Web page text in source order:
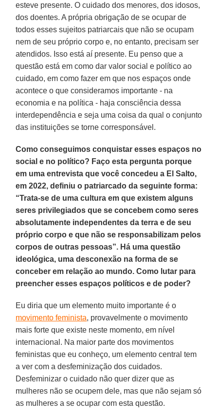
esteve presente. O cuidado dos menores, dos idosos,
dos doentes. A própria obrigação de se ocupar de
todos esses sujeitos patriarcais que não se ocupam
nem de seu próprio corpo e, no entanto, precisam ser
atendidos. Isso está aí presente. Eu penso que a
questão está em como dar valor social e político ao
cuidado, em como fazer em que nos espaços onde
acontece o que consideramos importante - na
economia e na política - haja consciência dessa
interdependência e seja uma coisa da qual o conjunto
das instituições se torne corresponsável.
Como conseguimos conquistar esses espaços no
social e no político? Faço esta pergunta porque
em uma entrevista que você concedeu a El Salto,
em 2022, definiu o patriarcado da seguinte forma:
“Trata-se de uma cultura em que existem alguns
seres privilegiados que se concebem como seres
absolutamente independentes da terra e de seu
próprio corpo e que não se responsabilizam pelos
corpos de outras pessoas”. Há uma questão
ideológica, uma desconexão na forma de se
conceber em relação ao mundo. Como lutar para
preencher esses espaços políticos e de poder?
Eu diria que um elemento muito importante é o
movimento feminista, provavelmente o movimento
mais forte que existe neste momento, em nível
internacional. Na maior parte dos movimentos
feministas que eu conheço, um elemento central tem
a ver com a desfeminização dos cuidados.
Desfeminizar o cuidado não quer dizer que as
mulheres não se ocupem dele, mas que não sejam só
as mulheres a se ocupar com esta questão.